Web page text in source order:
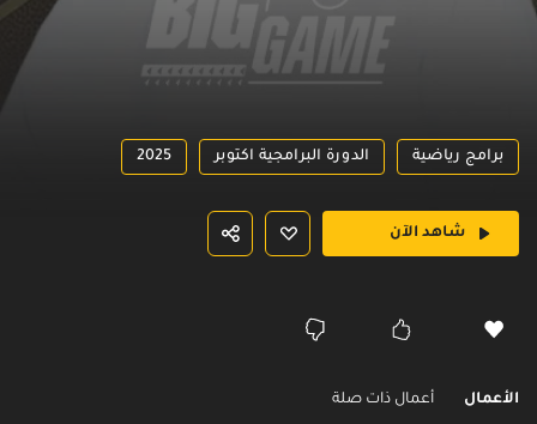
برامج رياضية الدورة البرامجية اكتوبر 2025
شاهد الآن
الأعمال أعمال ذات صلة